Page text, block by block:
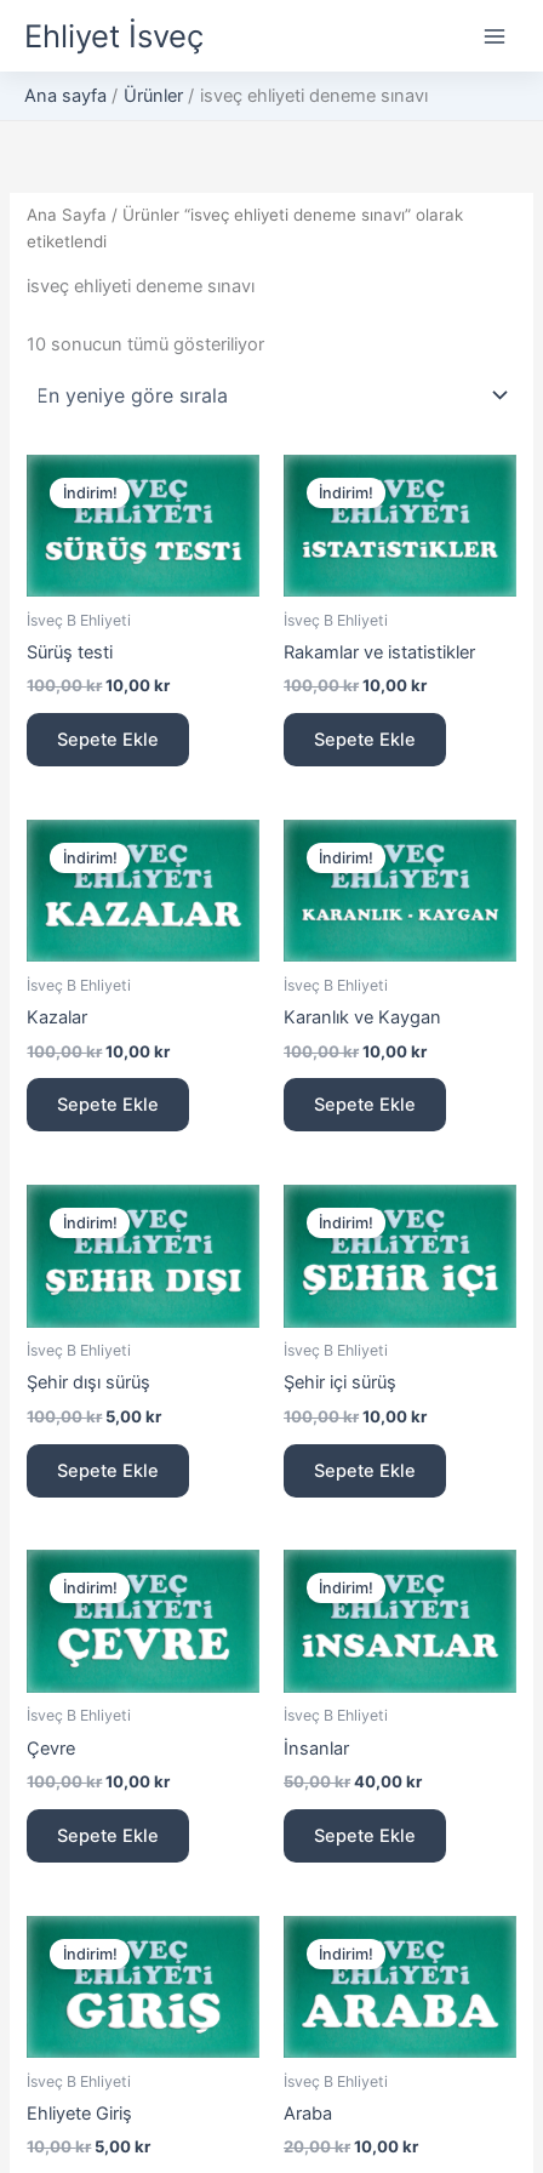
atlaEhliyet İsveç
Ana sayfa Ürünler isveç ehliyeti deneme sınavı
Ana Sayfa / Ürünler “isveç ehliyeti deneme sınavı” olarak
etiketlendi
isveç ehliyeti deneme sınavı
10 sonucun tümü gösteriliyor
İndirim!
İsveç B Ehliyeti
Sürüş testi
100,00kr
Orijinal
fiyat:
100,00 kr.
10,00kr
Şu
andaki
fiyat:
10,00 kr.
Sepete Ekle
İndirim!
İsveç B Ehliyeti
Rakamlar ve istatistikler
100,00kr
Orijinal
fiyat:
100,00 kr.
10,00kr
Şu
andaki
fiyat:
10,00 kr.
Sepete Ekle
İndirim!
İsveç B Ehliyeti
Kazalar
100,00kr
Orijinal
fiyat:
100,00 kr.
10,00kr
Şu
andaki
fiyat:
10,00 kr.
Sepete Ekle
İndirim!
İsveç B Ehliyeti
Karanlık ve Kaygan
100,00kr
Orijinal
fiyat:
100,00 kr.
10,00kr
Şu
andaki
fiyat:
10,00 kr.
Sepete Ekle
İndirim!
İsveç B Ehliyeti
Şehir dışı sürüş
100,00kr
Orijinal
fiyat:
100,00 kr.
5,00kr
Şu
andaki
fiyat:
5,00 kr.
Sepete Ekle
İndirim!
İsveç B Ehliyeti
Şehir içi sürüş
100,00kr
Orijinal
fiyat:
100,00 kr.
10,00kr
Şu
andaki
fiyat:
10,00 kr.
Sepete Ekle
İndirim!
İsveç B Ehliyeti
Çevre
100,00kr
Orijinal
fiyat:
100,00 kr.
10,00kr
Şu
andaki
fiyat:
10,00 kr.
Sepete Ekle
İndirim!
İsveç B Ehliyeti
İnsanlar
50,00kr
Orijinal
fiyat:
50,00 kr.
40,00kr
Şu
andaki
fiyat:
40,00 kr.
Sepete Ekle
İndirim!
İsveç B Ehliyeti
Ehliyete Giriş
10,00kr
Orijinal
fiyat:
10,00 kr.
5,00kr
Şu
andaki
fiyat:
5,00 kr.
İndirim!
İsveç B Ehliyeti
Araba
20,00kr
Orijinal
fiyat:
20,00 kr.
10,00kr
Şu
andaki
fiyat:
10,00 kr.